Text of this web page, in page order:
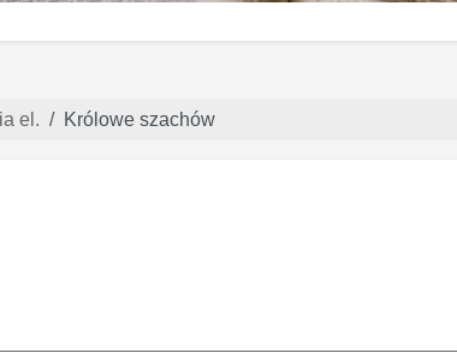
el. Królowe szachów